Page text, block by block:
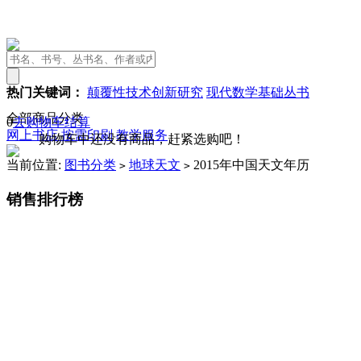
热门关键词： 颠覆性技术创新研究 现代数学基础丛书
0去购物车结算
购物车中还没有商品，赶紧选购吧！
全部商品分类
网上书店按需印刷 教学服务
当前位置: 图书分类 > 地球天文 > 2015年中国天文年历
销售排行榜